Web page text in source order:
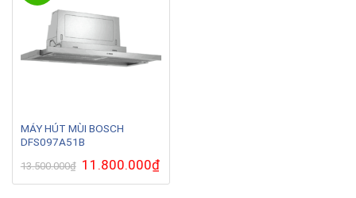
MÁY HÚT MÙI BOSCH
DFS097A51B
13.500.000₫ Giá
gốc
là:
11.800.000₫Giá
hiện
tại